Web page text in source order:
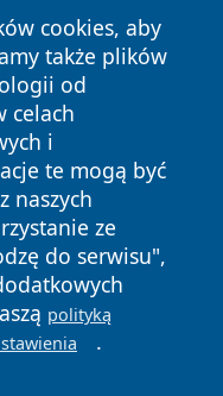
cookies, aby
także plików
od
celach
i
te mogą być
naszych
ze
do serwisu",
polityką
.
prawa
Polityka
Cookies